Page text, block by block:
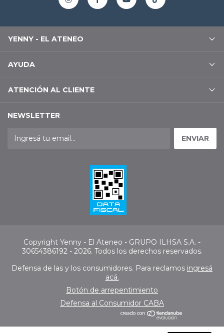
YENNY - EL ATENEO
AYUDA
ATENCIÓN AL CLIENTE
NEWSLETTER
Copyright Yenny - El Ateneo - GRUPO ILHSA S.A. -
30654386192 - 2026. Todos los derechos reservados.
Defensa de las y los consumidores. Para reclamos ingresá
acá.
Botón de arrepentimiento
Defensa al Consumidor CABA